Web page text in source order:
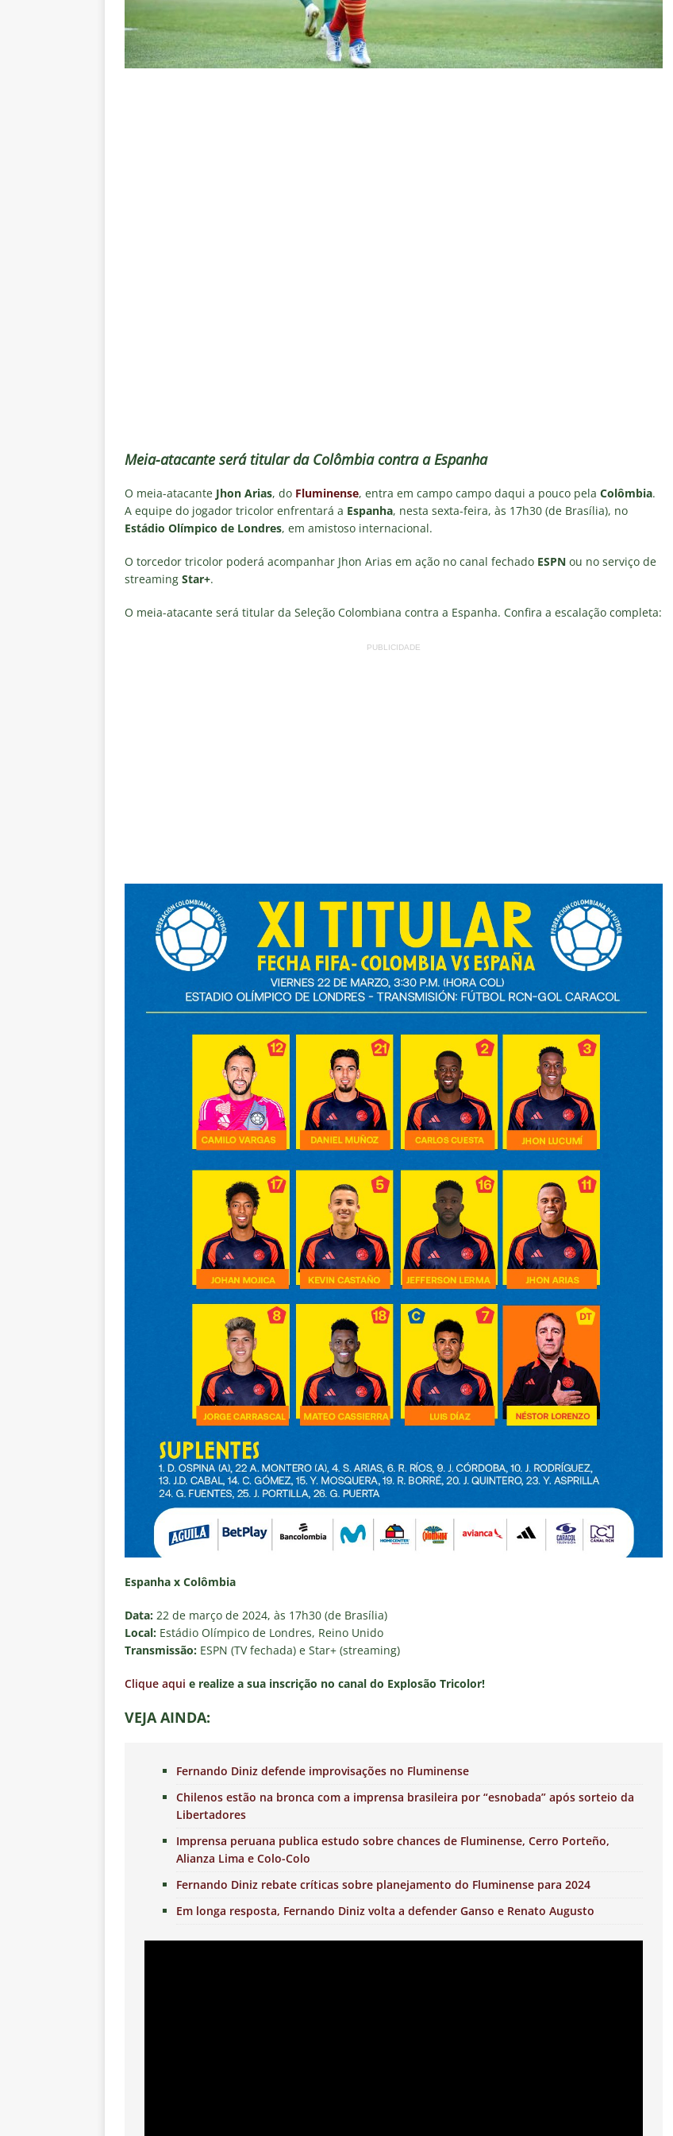
[ 8 de agosto de 2026 ] Fluminense divulga relacionados para o clássico contra o Botafogo; veja a
lista
NOTÍCIAS
[ 8 de agosto de 2026 ] Grêmio X São Paulo — 22ª rodada do Brasileirão 2026: Palpites, Odds e
Independiente Rivadavia vence com show de Alex Arce
NOTÍCIAS
[ 7 de agosto de 2026 ] REFORÇO? Fluminense apresenta proposta por atacante do Sport
Meia-atacante será titular da Colômbia contra a Espanha
O meia-atacante Jhon Arias, do Fluminense, entra em campo campo daqui a pouco pela Colômbia.
A equipe do jogador tricolor enfrentará a Espanha, nesta sexta-feira, às 17h30 (de Brasília), no
Estádio Olímpico de Londres, em amistoso internacional.
O torcedor tricolor poderá acompanhar Jhon Arias em ação no canal fechado ESPN ou no serviço de
streaming Star+.
O meia-atacante será titular da Seleção Colombiana contra a Espanha. Confira a escalação completa:
PUBLICIDADE
Espanha x Colômbia
Data: 22 de março de 2024, às 17h30 (de Brasília)
Local: Estádio Olímpico de Londres, Reino Unido
Transmissão: ESPN (TV fechada) e Star+ (streaming)
Clique aqui e realize a sua inscrição no canal do Explosão Tricolor!
VEJA AINDA:
Fernando Diniz defende improvisações no Fluminense
Chilenos estão na bronca com a imprensa brasileira por “esnobada” após sorteio da
Libertadores
Imprensa peruana publica estudo sobre chances de Fluminense, Cerro Porteño,
Alianza Lima e Colo-Colo
Fernando Diniz rebate críticas sobre planejamento do Fluminense para 2024
Em longa resposta, Fernando Diniz volta a defender Ganso e Renato Augusto